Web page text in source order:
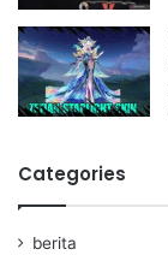
Categories
berita